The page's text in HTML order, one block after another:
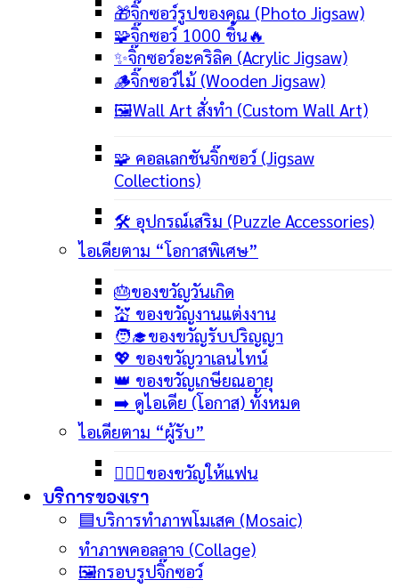
🎁จิ๊กซอว์รูปของคุณ (Photo Jigsaw)
🧩จิ๊กซอว์ 1000 ชิ้น🔥
✨จิ๊กซอว์อะคริลิค (Acrylic Jigsaw)
🪵จิ๊กซอว์ไม้ (Wooden Jigsaw)
🖼️Wall Art สั่งทำ (Custom Wall Art)
🧩 คอลเลกชันจิ๊กซอว์ (Jigsaw
Collections)
🛠️ อุปกรณ์เสริม (Puzzle Accessories)
ไอเดียตาม “โอกาสพิเศษ”
🎂ของขวัญวันเกิด
💒 ของขวัญงานแต่งงาน
🧑‍🎓ของขวัญรับปริญญา
💖 ของขวัญวาเลนไทน์
👑 ของขวัญเกษียณอายุ
➡️ ดูไอเดีย (โอกาส) ทั้งหมด
ไอเดียตาม “ผู้รับ”
👩‍❤️‍👨ของขวัญให้แฟน
บริการของเรา
🟦บริการทำภาพโมเสค (Mosaic)
ทำภาพคอลลาจ (Collage)
🖼️กรอบรูปจิ๊กซอว์